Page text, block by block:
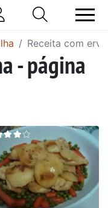
Receita com
- página